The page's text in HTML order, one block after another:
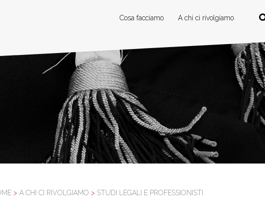
Cosa facciamo A chi ci rivolgiamo
> A CHI CI RIVOLGIAMO > STUDI LEGALI E PROFESSIONISTI